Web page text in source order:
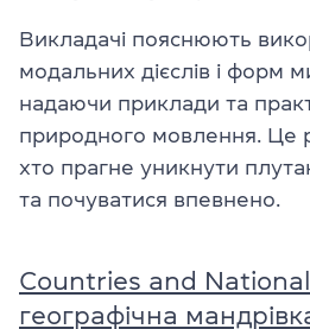
Викладачі пояснюють
модальних дієслів і форм
надаючи приклади та
природного мовлення. Це
хто прагне уникнути
та почуватися впевнено.
Countries and
географічна